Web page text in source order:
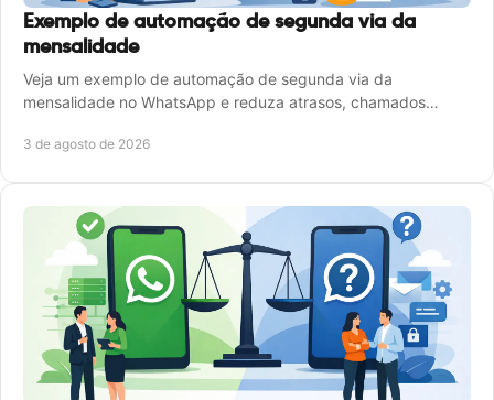
Exemplo de automação de segunda via da
mensalidade
Veja um exemplo de automação de segunda via da
mensalidade no WhatsApp e reduza atrasos, chamados
3 de agosto de 2026